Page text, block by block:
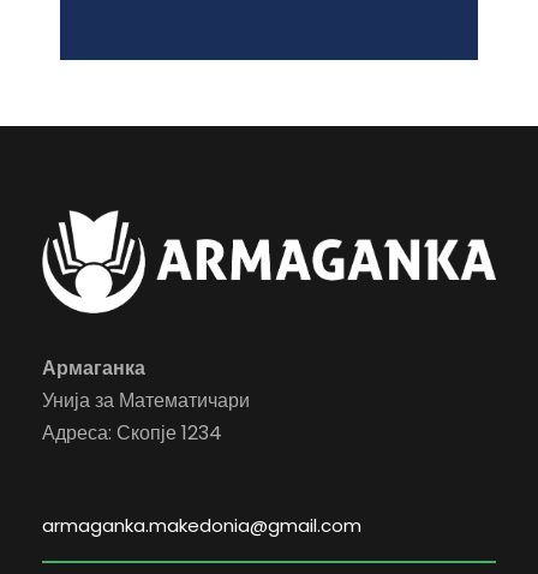
Армаганка
Унија за Математичари
Адреса: Скопје 1234
armaganka.makedonia@gmail.com